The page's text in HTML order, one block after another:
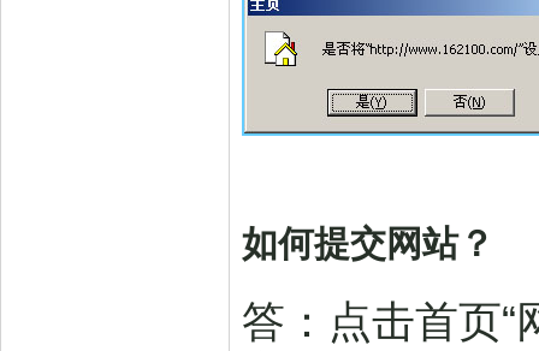
如何提交网站？
答：点击首页“